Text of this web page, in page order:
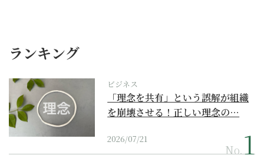
ランキング
ビジネス
「理念を共有」という誤解が組織
を崩壊させる！正しい理念の…
2026/07/21
No.